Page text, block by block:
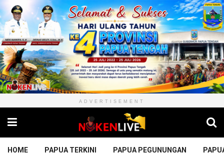
ADVERTISEMENT
HOME PAPUA TERKINI PAPUA PEGUNUNGAN